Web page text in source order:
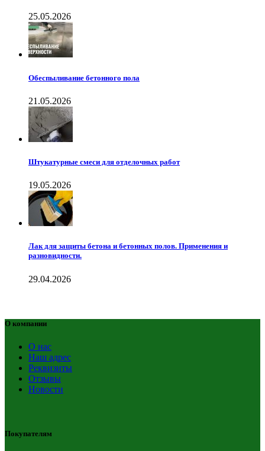
25.05.2026
Обеспыливание бетонного пола
21.05.2026
Штукатурные смеси для отделочных работ
19.05.2026
Лак для защиты бетона и бетонных полов. Применения и
разновидности.
29.04.2026
О компании
О нас
Наш адрес
Реквизиты
Отзывы
Новости
Покупателям